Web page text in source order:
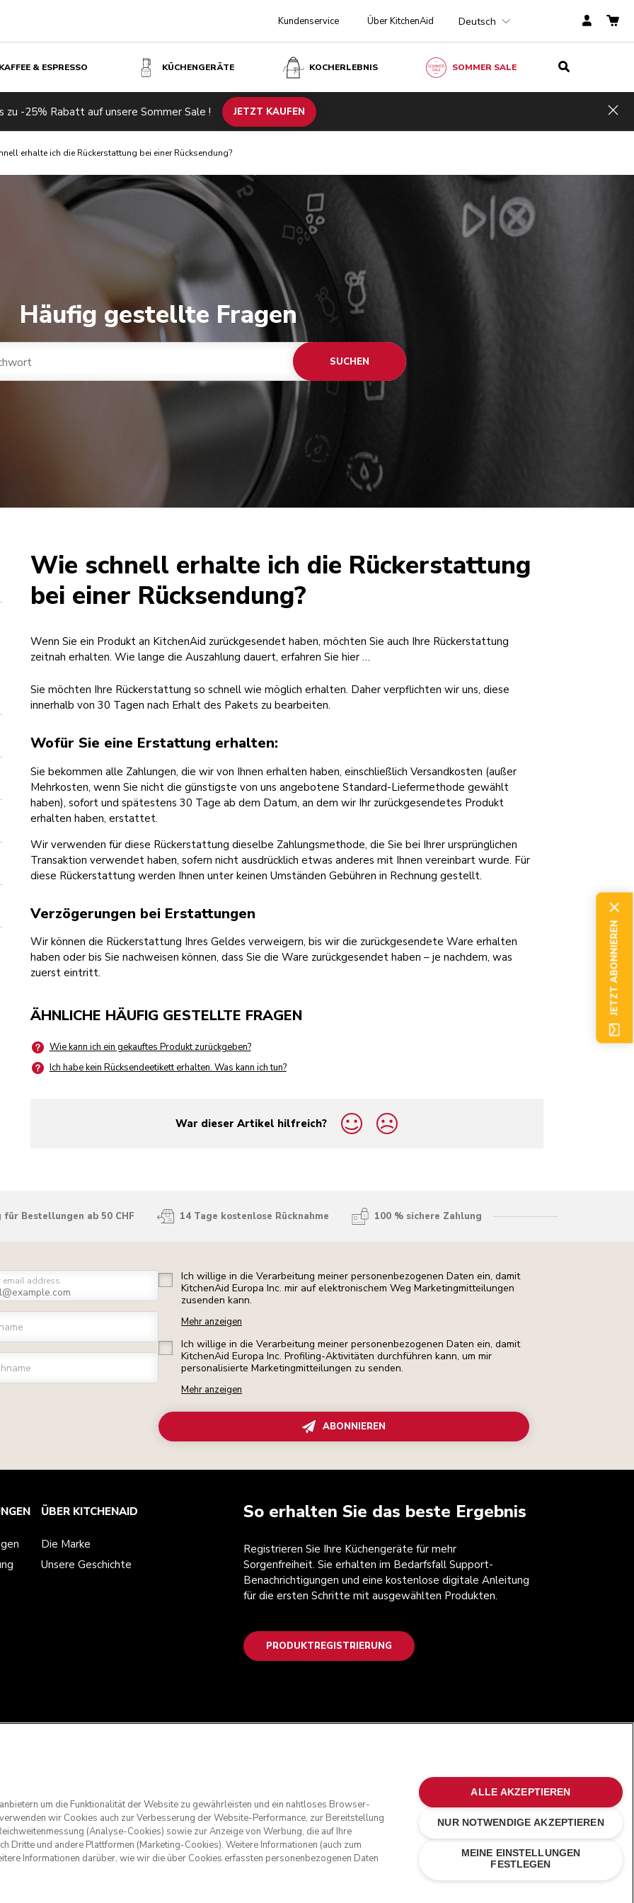
Kundenservice Über KitchenAid Deutsch
KAFFEE & ESPRESSO KÜCHENGERÄTE KOCHERLEBNIS SOMMER SALE
zu -25% Rabatt auf unsere Sommer Sale ! JETZT KAUFEN
erhalte ich die Rückerstattung bei einer Rücksendung?
Häufig gestellte Fragen
SUCHEN
Wie schnell erhalte ich die Rückerstattung
bei einer Rücksendung?
Wenn Sie ein Produkt an KitchenAid zurückgesendet haben, möchten Sie auch Ihre Rückerstattung
zeitnah erhalten. Wie lange die Auszahlung dauert, erfahren Sie hier …
Sie möchten Ihre Rückerstattung so schnell wie möglich erhalten. Daher verpflichten wir uns, diese
innerhalb von 30 Tagen nach Erhalt des Pakets zu bearbeiten.
Wofür Sie eine Erstattung erhalten:
Sie bekommen alle Zahlungen, die wir von Ihnen erhalten haben, einschließlich Versandkosten (außer
Mehrkosten, wenn Sie nicht die günstigste von uns angebotene Standard-Liefermethode gewählt
haben), sofort und spätestens 30 Tage ab dem Datum, an dem wir Ihr zurückgesendetes Produkt
erhalten haben, erstattet.
Wir verwenden für diese Rückerstattung dieselbe Zahlungsmethode, die Sie bei Ihrer ursprünglichen
Transaktion verwendet haben, sofern nicht ausdrücklich etwas anderes mit Ihnen vereinbart wurde. Für
diese Rückerstattung werden Ihnen unter keinen Umständen Gebühren in Rechnung gestellt.
Verzögerungen bei Erstattungen
Wir können die Rückerstattung Ihres Geldes verweigern, bis wir die zurückgesendete Ware erhalten
haben oder bis Sie nachweisen können, dass Sie die Ware zurückgesendet haben – je nachdem, was
zuerst eintritt.
ÄHNLICHE HÄUFIG GESTELLTE FRAGEN
Wie kann ich ein gekauftes Produkt zurückgeben?
Ich habe kein Rücksendeetikett erhalten. Was kann ich tun?
War dieser Artikel hilfreich?
yes
no
Bestellungen ab 50 CHF 14 Tage kostenlose Rücknahme 100 % sichere Zahlung
email address
Ich willige in die Verarbeitung meiner personenbezogenen Daten ein, damit
KitchenAid Europa Inc. mir auf elektronischem Weg Marketingmitteilungen
zusenden kann.
Mehr anzeigen
Ich willige in die Verarbeitung meiner personenbezogenen Daten ein, damit
KitchenAid Europa Inc. Profiling-Aktivitäten durchführen kann, um mir
personalisierte Marketingmitteilungen zu senden.
Mehr anzeigen
ABONNIEREN
So erhalten Sie das beste Ergebnis
Registrieren Sie Ihre Küchengeräte für mehr
Sorgenfreiheit. Sie erhalten im Bedarfsfall Support-
Benachrichtigungen und eine kostenlose digitale Anleitung
für die ersten Schritte mit ausgewählten Produkten.
PRODUKTREGISTRIERUNG
ÜBER KITCHENAID
Die Marke
Unsere Geschichte
und das Design der Küchenmaschine sind eingetragene Marken in den USA und in anderen Ländern.
JETZT ABONNIEREN
um die Funktionalität der Website zu gewährleisten und ein nahtloses Browser-
wir Cookies auch zur Verbesserung der Website-Performance, zur Bereitstellung
(Analyse-Cookies) sowie zur Anzeige von Werbung, die auf Ihre
Dritte und andere Plattformen (Marketing-Cookies). Weitere Informationen (auch zum
Informationen darüber, wie wir die über Cookies erfassten personenbezogenen Daten
MEINE EINSTELLUNGEN
FESTLEGEN
NUR NOTWENDIGE AKZEPTIEREN
ALLE AKZEPTIEREN